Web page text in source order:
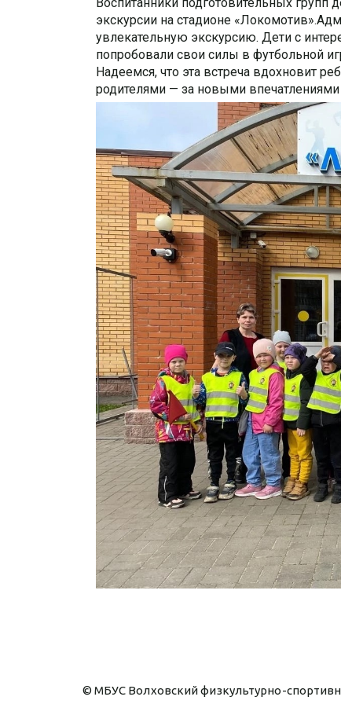
экскурсии на стадионе
увлекательную экскурсию. Дети с
попробовали свои силы в футбольной
Надеемся, что эта встреча вдохновит
родителями — за новыми
© МБУС Волховский физкультурно-